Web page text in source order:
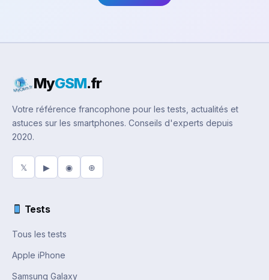
MyGSM.fr
Votre référence francophone pour les tests, actualités et
astuces sur les smartphones. Conseils d'experts depuis
2020.
𝕏 ▶ ◉ ⊕
Tests
Tous les tests
Apple iPhone
Samsung Galaxy